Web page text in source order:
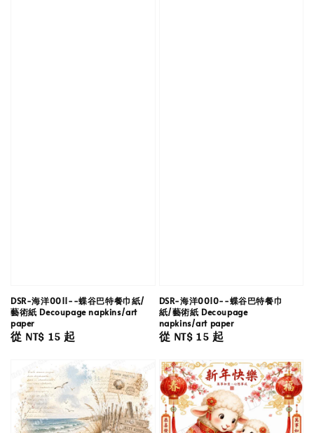
DSR-海洋0011--蝶谷巴特餐巾紙/
藝術紙 Decoupage napkins/art
paper
Regular
從 NT$ 15起
DSR-海洋0010--蝶谷巴特餐巾
紙/藝術紙 Decoupage
napkins/art paper
Regular
從 NT$ 15起